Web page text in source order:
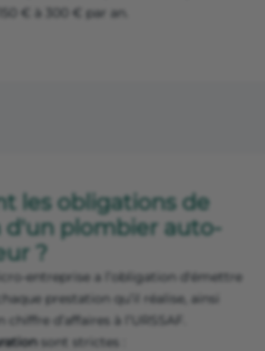
€ à 300 € par an.
les obligations de
plombier auto-
?
entreprise a l’obligation d'émettre
prestation qu’il réalise, ainsi
d’affaires à l’URSSAF.
sont strictes :